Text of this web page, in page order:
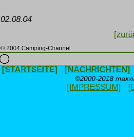
02.08.04
© 2004 Camping-Channel
[STARTSEITE] [NACHRICHTEN]
©2000-2018
[IMPRESSUM]